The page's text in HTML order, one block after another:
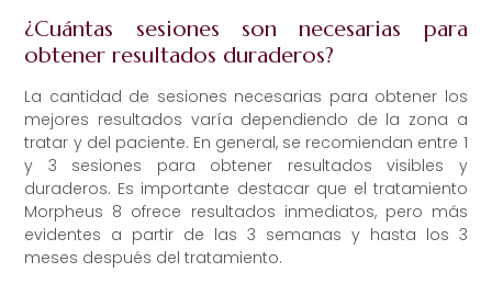
¿Cuántas sesiones son necesarias para
obtener resultados duraderos?
La cantidad de sesiones necesarias para obtener los
mejores resultados varía dependiendo de la zona a
tratar y del paciente. En general, se recomiendan entre 1
y 3 sesiones para obtener resultados visibles y
duraderos. Es importante destacar que el tratamiento
Morpheus 8 ofrece resultados inmediatos, pero más
evidentes a partir de las 3 semanas y hasta los 3
meses después del tratamiento.